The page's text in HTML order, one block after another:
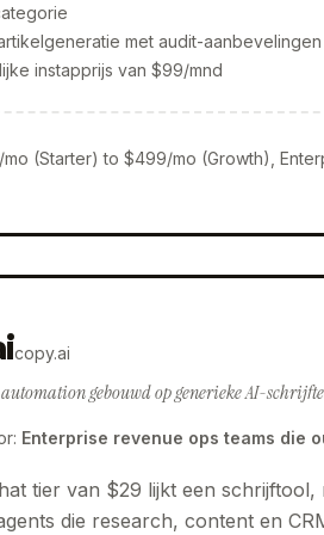
met audit-aanbevelingen
instapprijs van $99/mnd
(Starter) to $499/mo (Growth),
copy.ai
gebouwd op generieke AI-
: Enterprise revenue ops teams die
tier van $29 lijkt een
die research, content en